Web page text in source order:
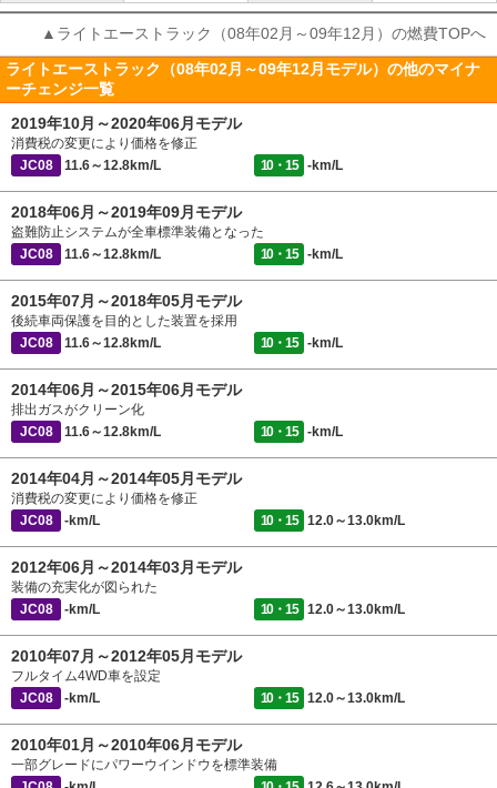
▲ライトエーストラック（08年02月～09年12月）の燃費TOPへ
ライトエーストラック（08年02月～09年12月モデル）の他のマイナ
ーチェンジ一覧
2019年10月～2020年06月モデル
消費税の変更により価格を修正
JC08
11.6～12.8km/L 10・15 -km/L
2018年06月～2019年09月モデル
盗難防止システムが全車標準装備となった
JC08
11.6～12.8km/L 10・15 -km/L
2015年07月～2018年05月モデル
後続車両保護を目的とした装置を採用
JC08
11.6～12.8km/L 10・15 -km/L
2014年06月～2015年06月モデル
排出ガスがクリーン化
JC08
11.6～12.8km/L 10・15 -km/L
2014年04月～2014年05月モデル
消費税の変更により価格を修正
JC08
-km/L 10・15 12.0～13.0km/L
2012年06月～2014年03月モデル
装備の充実化が図られた
JC08
-km/L 10・15 12.0～13.0km/L
2010年07月～2012年05月モデル
フルタイム4WD車を設定
JC08
-km/L 10・15 12.0～13.0km/L
2010年01月～2010年06月モデル
一部グレードにパワーウインドウを標準装備